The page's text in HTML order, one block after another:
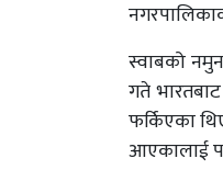
स्वाबको
गते
फर्किएका
आएकालाई